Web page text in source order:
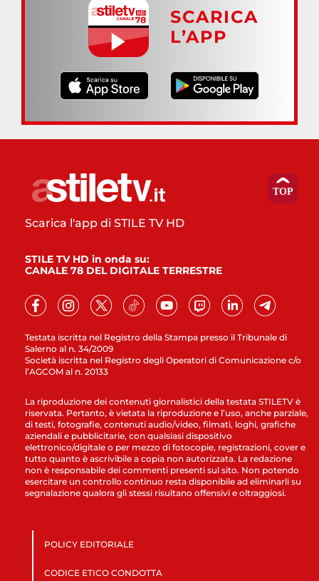
SCARICA
L’APP
Testata iscritta nel Registro della Stampa presso il Tribunale di
Salerno al n. 34/2009
Società iscritta nel Registro degli Operatori di Comunicazione c/o
l’AGCOM al n. 20133
Scarica l'app di STILE TV HD
STILE TV HD in onda su:
CANALE 78 DEL DIGITALE TERRESTRE
La riproduzione dei contenuti giornalistici della testata STILETV è
riservata. Pertanto, è vietata la riproduzione e l’uso, anche parziale,
di testi, fotografie, contenuti audio/video, filmati, loghi, grafiche
aziendali e pubblicitarie, con qualsiasi dispositivo
elettronico/digitale o per mezzo di fotocopie, registrazioni, cover e
tutto quanto è ascrivibile a copia non autorizzata. La redazione
non è responsabile dei commenti presenti sul sito. Non potendo
esercitare un controllo continuo resta disponibile ad eliminarli su
segnalazione qualora gli stessi risultano offensivi e oltraggiosi.
POLICY EDITORIALE
CODICE ETICO CONDOTTA